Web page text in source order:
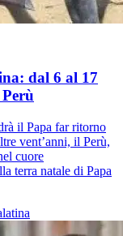
dal 6 al 17
il Papa far ritorno
vent’anni, il Perù,
cuore
terra natale di Papa